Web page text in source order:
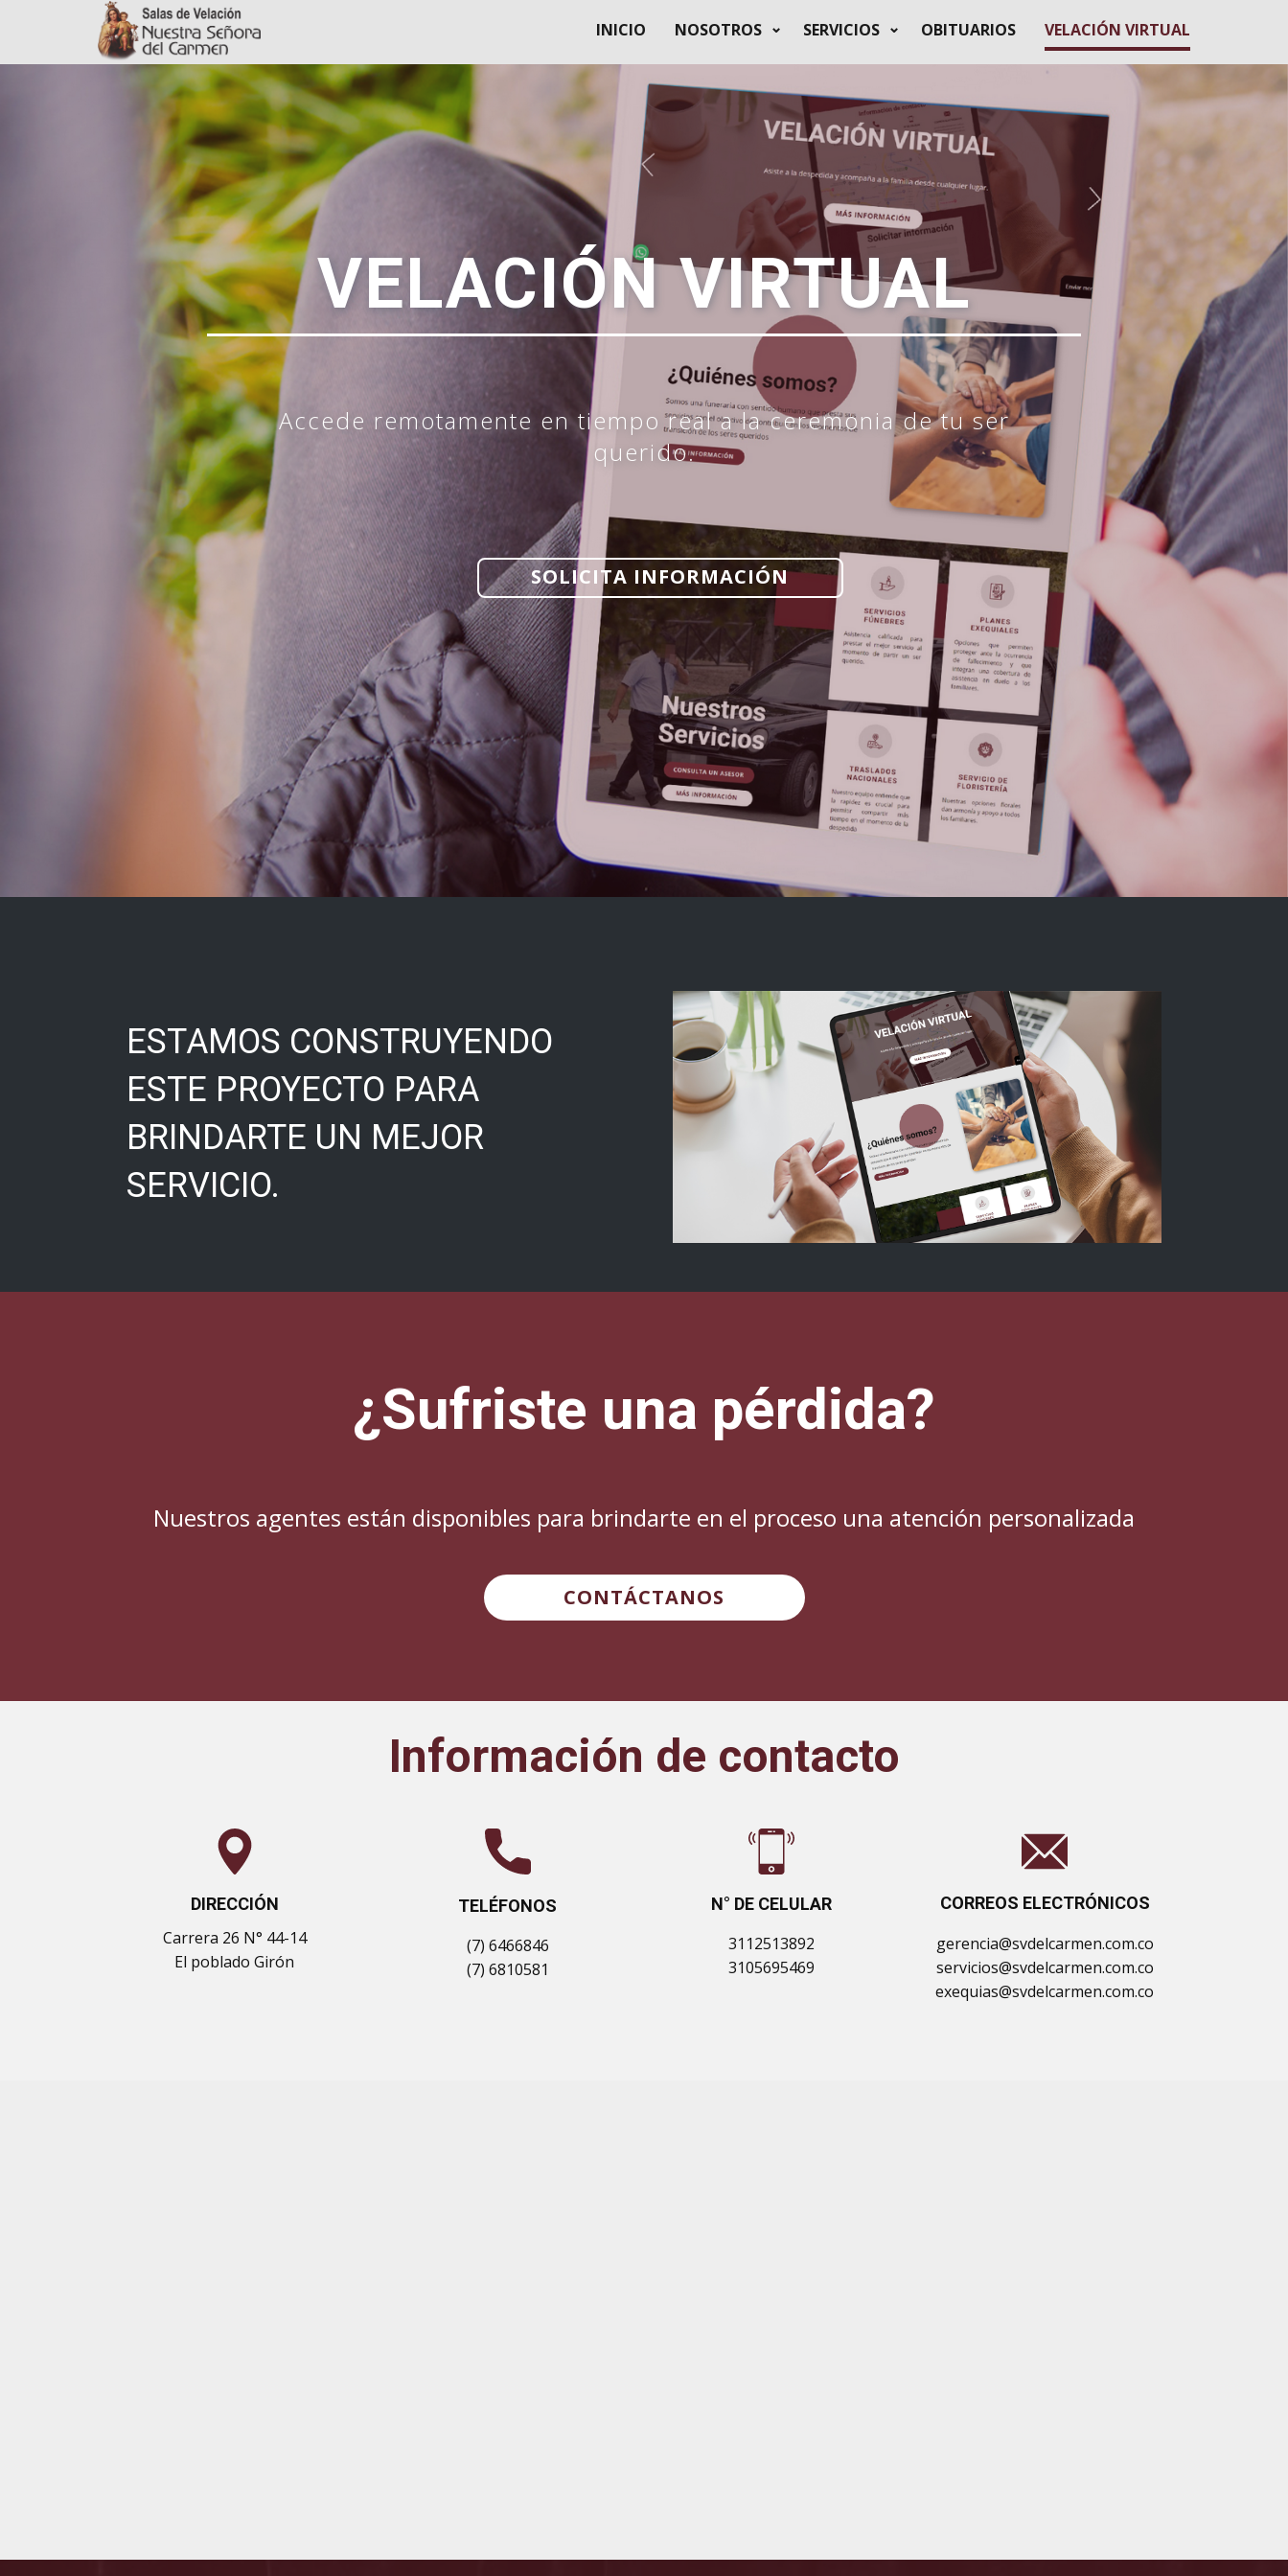
INICIO NOSOTROS SERVICIOS OBITUARIOS VELACIÓN VIRTUAL
VELACIÓN VIRTUAL
Accede remotamente en tiempo real a la ceremonia de tu ser
querido.
SOLICITA INFORMACIÓN
ESTAMOS CONSTRUYENDO
ESTE PROYECTO PARA
BRINDARTE UN MEJOR
SERVICIO.
¿Sufriste una pérdida?
Nuestros agentes están disponibles para brindarte en el proceso una atención personalizada
CONTÁCTANOS
Información de contacto
DIRECCIÓN
Carrera 26 N° 44-14
El poblado Girón
TELÉFONOS
(7) 6466846
(7) 6810581
N° DE CELULAR
3112513892
3105695469
CORREOS ELECTRÓNICOS
gerencia@svdelcarmen.com.co
servicios@svdelcarmen.com.co
exequias@svdelcarmen.com.co